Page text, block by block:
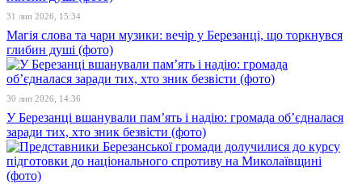
31 лип 2026, 15:34
Магія слова та чари музики: вечір у Березанці, що торкнувся
глибин душі (фото)
30 лип 2026, 14:36
У Березанці вшанували пам’ять і надію: громада об’єдналася
заради тих, хто зник безвісти (фото)